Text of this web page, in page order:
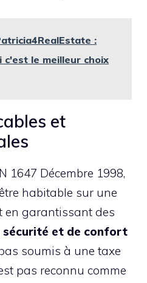
:
c'est le meilleur choix
et
1647 Décembre 1998,
habitable sur une
en garantissant des
et de confort
pas soumis à une taxe
pas reconnu comme